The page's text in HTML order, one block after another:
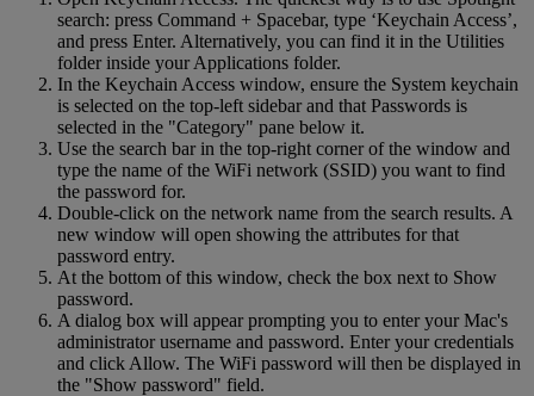
search: press Command + Spacebar, type ‘Keychain Access’,
and press Enter. Alternatively, you can find it in the Utilities
folder inside your Applications folder.
In the Keychain Access window, ensure the System keychain
is selected on the top-left sidebar and that Passwords is
selected in the "Category" pane below it.
Use the search bar in the top-right corner of the window and
type the name of the WiFi network (SSID) you want to find
the password for.
Double-click on the network name from the search results. A
new window will open showing the attributes for that
password entry.
At the bottom of this window, check the box next to Show
password.
A dialog box will appear prompting you to enter your Mac's
administrator username and password. Enter your credentials
and click Allow. The WiFi password will then be displayed in
the "Show password" field.